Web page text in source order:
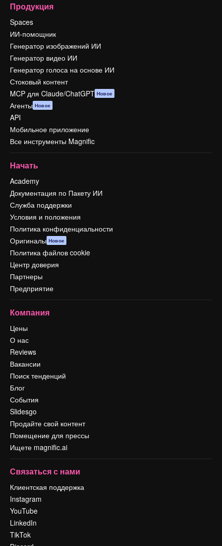
Продукция
Spaces
ИИ-помощник
Генератор изображений ИИ
Генератор видео ИИ
Генератор голоса на основе ИИ
Стоковый контент
MCP для Claude/ChatGPT Новое
Агенты Новое
API
Мобильное приложение
Все инструменты Magnific
Начать
Academy
Документация по Пакету ИИ
Служба поддержки
Условия и положения
Политика конфиденциальности
Оригиналы Новое
Политика файлов cookie
Центр доверия
Партнеры
Предприятие
Компания
Цены
О нас
Reviews
Вакансии
Поиск тенденций
Блог
События
Slidesgo
Продайте свой контент
Помещение для прессы
Ищете magnific.ai
Связаться с нами
Клиентская поддержка
Instagram
YouTube
LinkedIn
TikTok